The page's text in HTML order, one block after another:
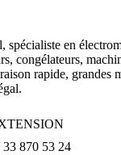
en
congélateurs,
rapide, grandes
870 53 24